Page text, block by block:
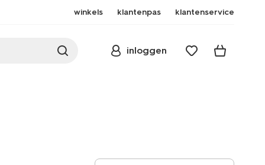
winkels klantenpas klantenservice
inloggen